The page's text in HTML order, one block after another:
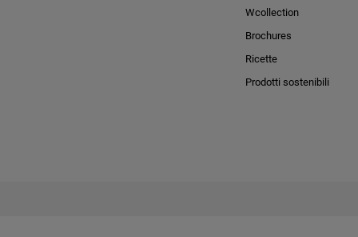
Wcollection
Brochures
Ricette
Prodotti sostenibili